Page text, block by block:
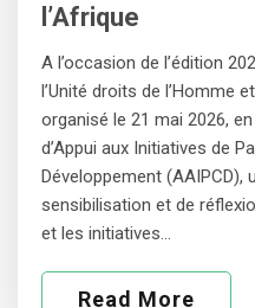
l’Afrique
A l’occasion de l’édition
l’Unité droits de l’Homme
organisé le 21 mai 2026,
d’Appui aux Initiatives de
Développement (AAIPCD),
sensibilisation et de
et les initiatives…
Read More